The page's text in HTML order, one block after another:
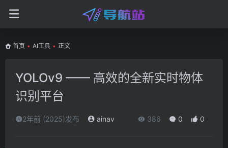
首页 • AI工具 • 正文
YOLOv9 —— 高效的全新实时物体
识别平台
2年前 (2025)发布 ainav 386 0 0